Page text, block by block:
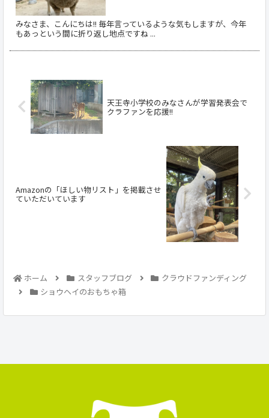
みなさま、こんにちは!! 毎年言っているような気もしますが、今年
もあっという間に折り返し地点ですね ...
天王寺小学校のみなさんが学習発表会で
クラファンを応援!!
Amazonの「ほしい物リスト」を掲載させ
ていただいています
ホーム スタッフブログ
クラウドファンディング
ショウヘイのおもちゃ箱